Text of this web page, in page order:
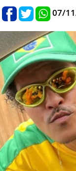
07/